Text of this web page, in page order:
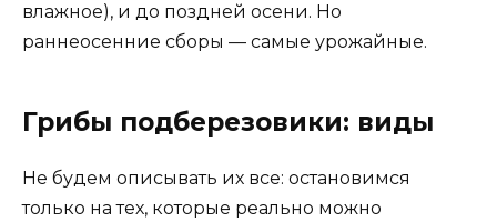
влажное), и до поздней осени. Но
раннеосенние сборы — самые урожайные.
Грибы подберезовики: виды
Не будем описывать их все: остановимся
только на тех, которые реально можно